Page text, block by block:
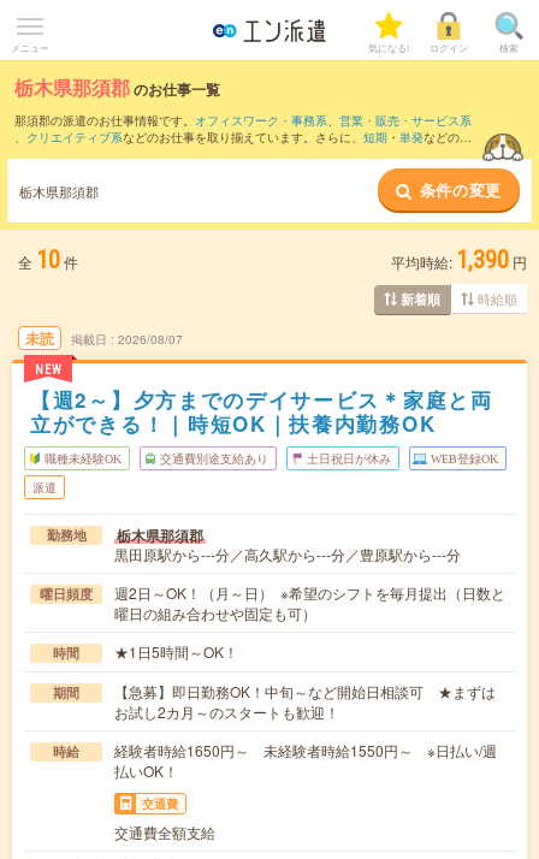
メニュー 気になる! ログイン 検索
栃木県那須郡のお仕事一覧
那須郡の派遣のお仕事情報です。 オフィスワーク・事務系、 営業・販売・サービス系
、 クリエイティブ系などのお仕事を取り揃えています。さらに、 短期 ・ 単発などの期
また、那須塩原市 など隣接エリアのお仕事もご確認いただけます。
栃木県那須郡 条件の変更
全 10件 平均時給: 1,390 円
新着順 時給順
未読
NEW
掲載日 2026/08/07
【週2～】夕方までのデイサービス＊家庭と両
立ができる！｜時短OK｜扶養内勤務OK
職種未経験OK 交通費別途支給あり 土日祝日が休み WEB登録OK
派遣
勤務地 栃木県那須郡
黒田原駅から---分／高久駅から---分／豊原駅から---分
曜日頻度
週2日～OK！（月～日） ※希望のシフトを毎月提出（日数と
曜日の組み合わせや固定も可）
時間 ★1日5時間～OK！
期間
【急募】即日勤務OK！中旬～など開始日相談可 ★まずは
お試し2カ月～のスタートも歓迎！
時給
経験者時給1650円～ 未経験者時給1550円～ ※日払い/週
払いOK！
交通費
交通費全額支給